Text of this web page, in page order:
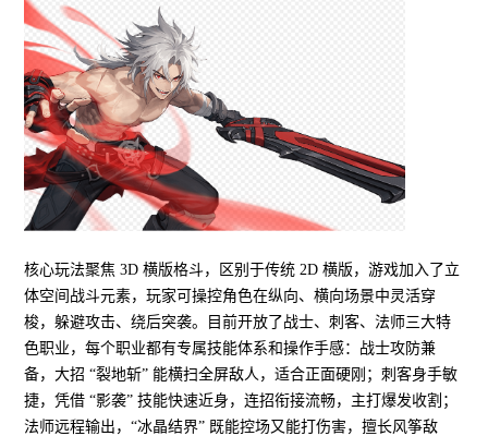
核心玩法聚焦 3D 横版格斗，区别于传统 2D 横版，游戏加入了立
体空间战斗元素，玩家可操控角色在纵向、横向场景中灵活穿
梭，躲避攻击、绕后突袭。目前开放了战士、刺客、法师三大特
色职业，每个职业都有专属技能体系和操作手感：战士攻防兼
备，大招 “裂地斩” 能横扫全屏敌人，适合正面硬刚；刺客身手敏
捷，凭借 “影袭” 技能快速近身，连招衔接流畅，主打爆发收割；
法师远程输出，“冰晶结界” 既能控场又能打伤害，擅长风筝敌